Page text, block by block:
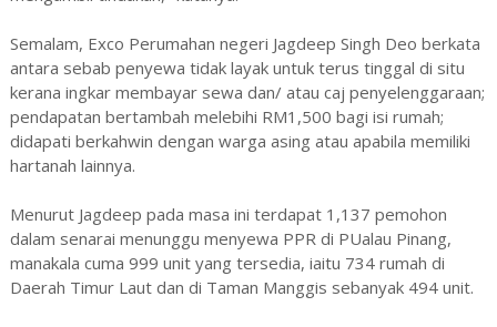
Semalam, Exco Perumahan negeri Jagdeep Singh Deo berkata
antara sebab penyewa tidak layak untuk terus tinggal di situ
kerana ingkar membayar sewa dan/ atau caj penyelenggaraan;
pendapatan bertambah melebihi RM1,500 bagi isi rumah;
didapati berkahwin dengan warga asing atau apabila memiliki
hartanah lainnya.
Menurut Jagdeep pada masa ini terdapat 1,137 pemohon
dalam senarai menunggu menyewa PPR di PUalau Pinang,
manakala cuma 999 unit yang tersedia, iaitu 734 rumah di
Daerah Timur Laut dan di Taman Manggis sebanyak 494 unit.